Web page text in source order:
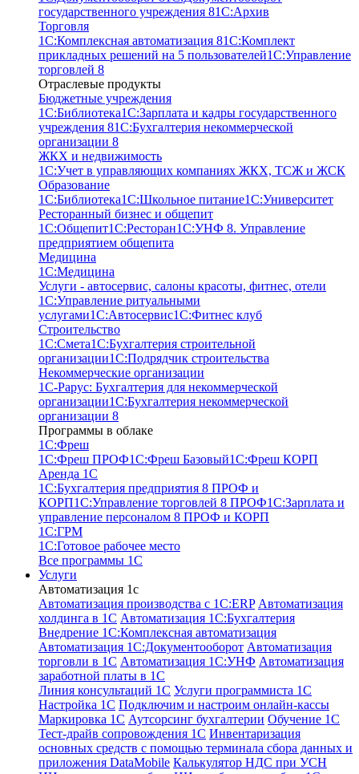
государственного учреждения 81С:Архив
Торговля
1С:Комплексная автоматизация 81С:Комплект
прикладных решений на 5 пользователей1С:Управление
торговлей 8
Отраслевые продукты
Бюджетные учреждения
1С:Библиотека1С:Зарплата и кадры государственного
учреждения 81С:Бухгалтерия некоммерческой
организации 8
ЖКХ и недвижимость
1С:Учет в управляющих компаниях ЖКХ, ТСЖ и ЖСК
Образование
1С:Библиотека1С:Школьное питание1С:Университет
Ресторанный бизнес и общепит
1С:Общепит1С:Ресторан1С:УНФ 8. Управление
предприятием общепита
Медицина
1С:Медицина
Услуги - автосервис, cалоны красоты, фитнес, отели
1С:Управление ритуальными
услугами1С:Автосервис1С:Фитнес клуб
Строительство
1С:Смета1С:Бухгалтерия строительной
организации1С:Подрядчик строительства
Некоммерческие организации
1С-Рарус: Бухгалтерия для некоммерческой
организации1С:Бухгалтерия некоммерческой
организации 8
Программы в облаке
1C:Фреш
1C:Фреш ПРОФ1C:Фреш Базовый1C:Фреш КОРП
Аренда 1С
1С:Бухгалтерия предприятия 8 ПРОФ и
КОРП1С:Управление торговлей 8 ПРОФ1С:Зарплата и
управление персоналом 8 ПРОФ и КОРП
1С:ГРМ
1С:Готовое рабочее место
Все программы 1С
Услуги
Автоматизация 1с
Автоматизация производства с 1C:ERP Автоматизация
холдинга в 1С Автоматизация 1С:Бухгалтерия
Внедрение 1С:Комплексная автоматизация
Автоматизация 1С:Документооборот Автоматизация
торговли в 1С Автоматизация 1С:УНФ Автоматизация
заработной платы в 1С
Линия консультаций 1С Услуги программиста 1С
Настройка 1С Подключим и настроим онлайн-кассы
Маркировка 1С Аутсорсинг бухгалтерии Обучение 1С
Тест-драйв сопровождения 1С Инвентаризация
основных средств с помощью терминала сбора данных и
приложения DataMobile Калькулятор НДС при УСН